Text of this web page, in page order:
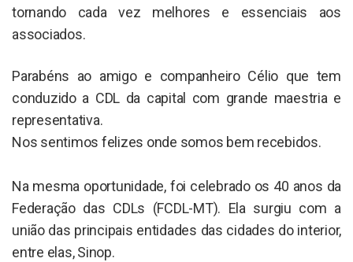
tornando cada vez melhores e essenciais aos
associados.
Parabéns ao amigo e companheiro Célio que tem
conduzido a CDL da capital com grande maestria e
representativa.
Nos sentimos felizes onde somos bem recebidos.
Na mesma oportunidade, foi celebrado os 40 anos da
Federação das CDLs (FCDL-MT). Ela surgiu com a
união das principais entidades das cidades do interior,
entre elas, Sinop.